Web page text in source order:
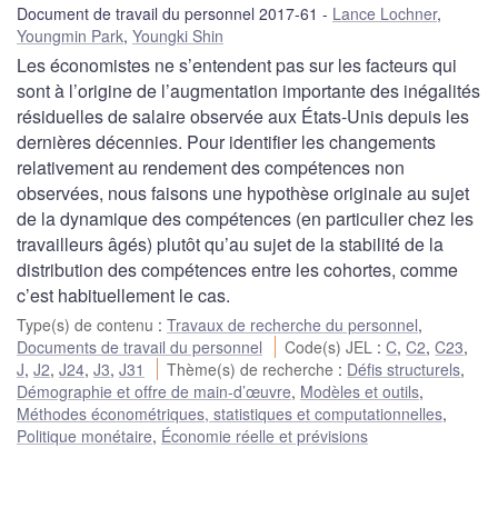
Document de travail du personnel 2017-61 Lance Lochner,
Youngmin Park, Youngki Shin
Les économistes ne s’entendent pas sur les facteurs qui
sont à l’origine de l’augmentation importante des inégalités
résiduelles de salaire observée aux États-Unis depuis les
dernières décennies. Pour identifier les changements
relativement au rendement des compétences non
observées, nous faisons une hypothèse originale au sujet
de la dynamique des compétences (en particulier chez les
travailleurs âgés) plutôt qu’au sujet de la stabilité de la
distribution des compétences entre les cohortes, comme
c’est habituellement le cas.
Type(s) de contenu : Travaux de recherche du personnel,
Documents de travail du personnel
Code(s) JEL :C,C2,C23,
J, J2, J24, J3, J31 Thème(s) de recherche : Défis structurels,
Démographie et offre de main-d’œuvre, Modèles et outils,
Méthodes économétriques, statistiques et computationnelles,
Politique monétaire, Économie réelle et prévisions